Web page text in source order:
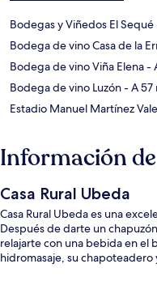
Bodegas y Viñedos El Sequé
Bodega de vino Casa de la
Bodega de vino Viña Elena-
Bodega de vino Luzón- A 57
Estadio Manuel Martínez
Información
Casa Rural Ubeda
Casa Rural Ubeda es una
Después de darte un
relajarte con una bebida en el
hidromasaje, su chapoteadero